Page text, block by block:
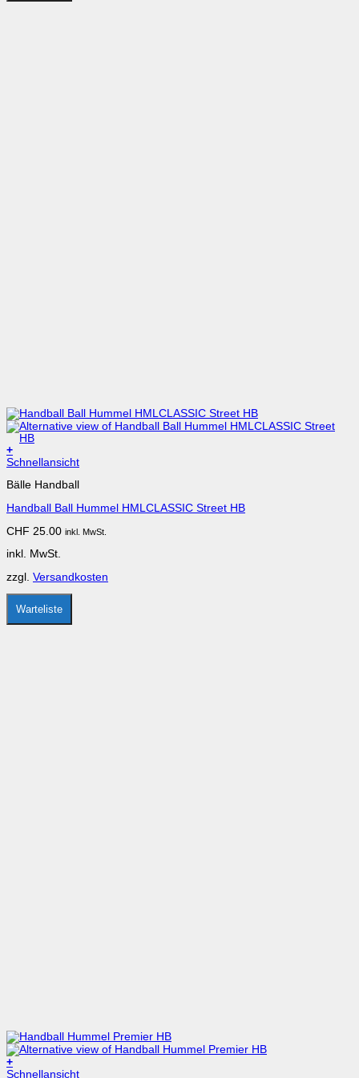
+
Dieses
weist
Varianten
Die
können
der
Produktseite
gewählt
Schnellansicht
Bälle Handball
Handball Ball Hummel HMLCLASSIC Street HB
CHF 25.00 inkl. MwSt.
inkl. MwSt.
zzgl. Versandkosten
Warteliste
+
Dieses
Schnellansicht